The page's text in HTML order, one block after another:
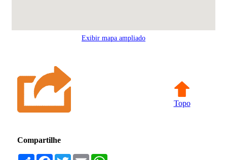
Exibir mapa ampliado
Topo
Compartilhe
Compartilhar
Facebook
TwitterEmail